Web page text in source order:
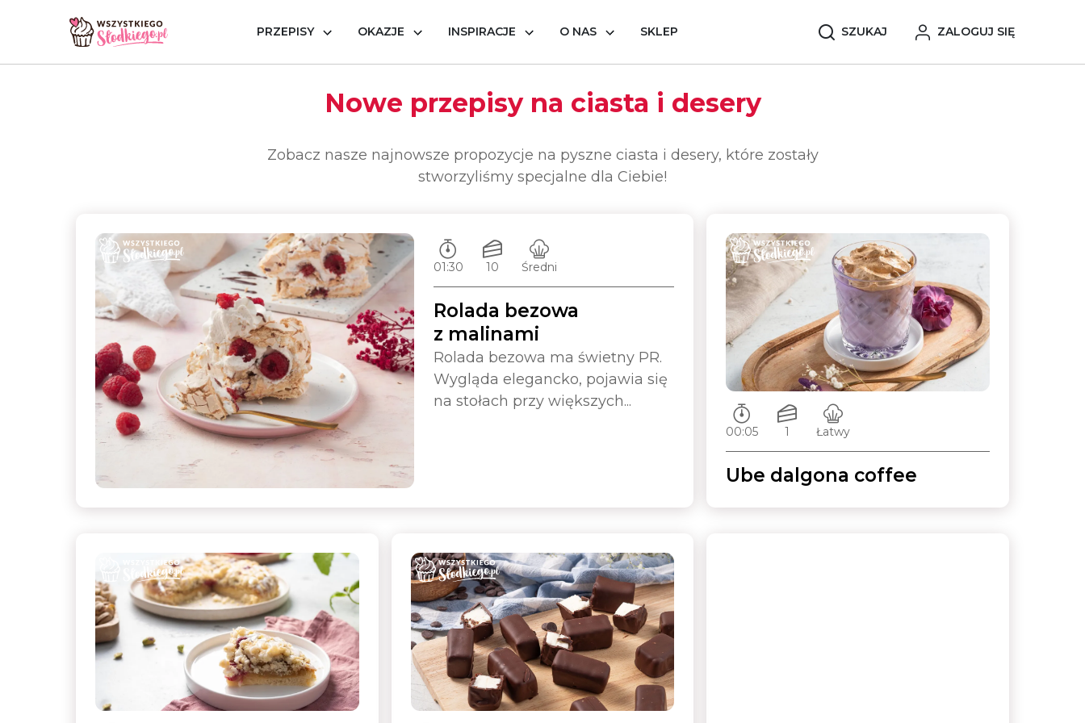
PRZEPISY OKAZJE INSPIRACJE O NAS SKLEP SZUKAJ ZALOGUJ SIĘ
Nowe przepisy na ciasta i desery
Zobacz nasze najnowsze propozycje na pyszne ciasta i desery, które zostały
stworzyliśmy specjalne dla Ciebie!
Czas przygotowywania:
01:30
Ilość porcji:
10
Poziom trudności:
Średni
Rolada bezowa
z malinami
Rolada bezowa ma świetny PR.
Wygląda elegancko, pojawia się
na stołach przy większych...
Czas przygotowywania:
00:05
Ilość porcji:
1
Poziom trudności:
Łatwy
Ube dalgona coffee